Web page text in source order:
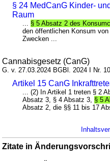
§ 24 MedCanG Kinder-
Raum
§ 5 Absatz 2 des
den öffentlichen Konsum
Zwecken ...
Cannabisgesetz (CanG)
G. v. 27.03.2024 BGBl. 2024 I Nr.
Artikel 15 CanG
... (2) In Artikel 1 treten § 2
Absatz 3, § 4 Absatz 3, § 5
Absatz 2, die §§ 11 bis 17
Zitate in